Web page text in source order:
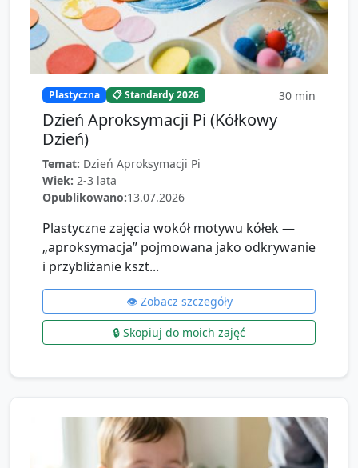
Plastyczna 📋 Standardy 2026 30 min
Dzień Aproksymacji Pi (Kółkowy
Dzień)
Temat: Dzień Aproksymacji Pi
Wiek: 2-3 lata
Opublikowano:13.07.2026
Plastyczne zajęcia wokół motywu kółek —
„aproksymacja” pojmowana jako odkrywanie
i przybliżanie kszt...
👁️ Zobacz szczegóły
🔒 Skopiuj do moich zajęć